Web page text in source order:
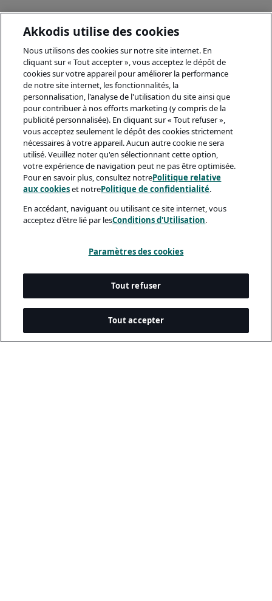
Akkodis utilise des cookies
Nous utilisons des cookies sur notre site internet. En
cliquant sur « Tout accepter », vous acceptez le dépôt de
cookies sur votre appareil pour améliorer la performance
de notre site internet, les fonctionnalités, la
personnalisation, l'analyse de l'utilisation du site ainsi que
pour contribuer à nos efforts marketing (y compris de la
publicité personnalisée). En cliquant sur « Tout refuser »,
vous acceptez seulement le dépôt des cookies strictement
nécessaires à votre appareil. Aucun autre cookie ne sera
utilisé. Veuillez noter qu'en sélectionnant cette option,
votre expérience de navigation peut ne pas être optimisée.
Pour en savoir plus, consultez notrePolitique relative
aux cookieset notrePolitique de confidentialité.
En accédant, naviguant ou utilisant ce site internet, vous
acceptez d'être lié par lesConditions d'Utilisation.
Paramètres des cookies
Tout refuser
Tout accepter